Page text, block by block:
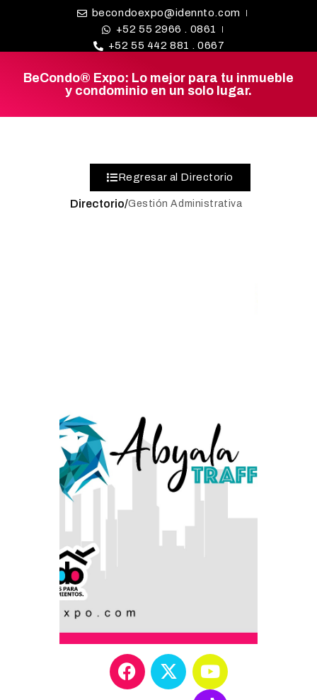
becondoexpo@idennto.com
+52 55 2966 . 0861
+52 55 442 881 . 0667
BeCondo® Expo: Lo mejor para tu inmueble
y condominio en un solo lugar.
BE CONDO
¿BUSCAS
PROVEEDOR?
Regresar al Directorio
Directorio/Gestión Administrativa